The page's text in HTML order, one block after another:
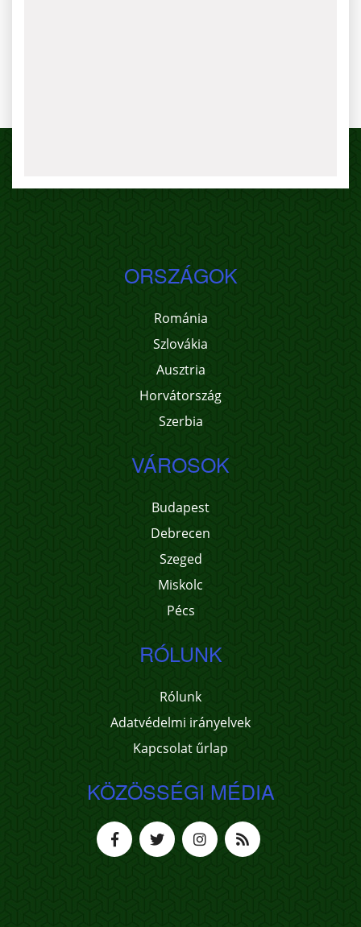
ORSZÁGOK
Románia
Szlovákia
Ausztria
Horvátország
Szerbia
VÁROSOK
Budapest
Debrecen
Szeged
Miskolc
Pécs
RÓLUNK
Rólunk
Adatvédelmi irányelvek
Kapcsolat űrlap
KÖZÖSSÉGI MÉDIA